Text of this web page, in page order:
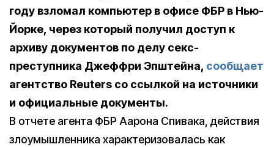
году взломал компьютер в офисе ФБР в Нью-
Йорке, через который получил доступ к
архиву документов по делу секс-
преступника Джеффри Эпштейна, сообщает
агентство Reuters со ссылкой на источники
и официальные документы.
В отчете агента ФБР Аарона Спивака, действия
злоумышленника характеризовалась как